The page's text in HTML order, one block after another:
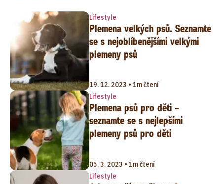
Lifestyle
Plemena velkých psů. Seznamte
se s nejoblíbenějšími velkými
plemeny psů
19. 12. 2023 • 1m čtení
Lifestyle
Plemena psů pro děti –
seznamte se s nejlepšími
plemeny psů pro děti
05. 3. 2023 • 1m čtení
Lifestyle